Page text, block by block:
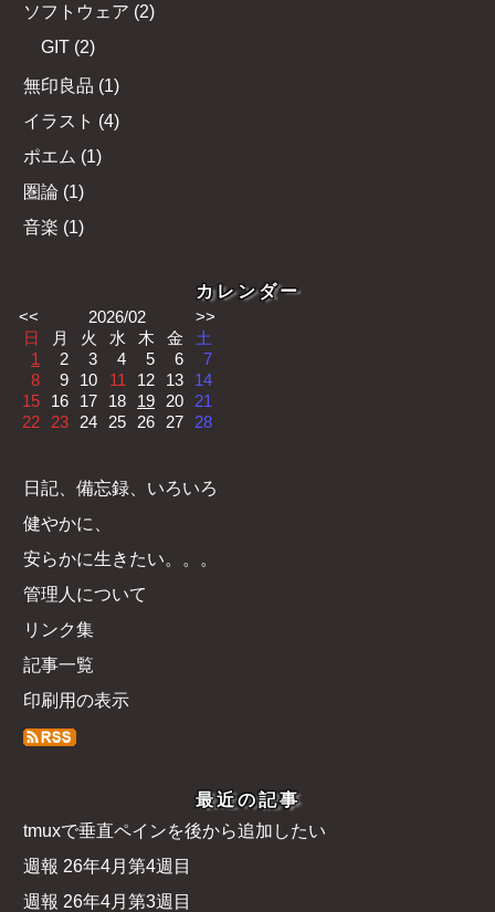
ソフトウェア (2)
GIT (2)
無印良品 (1)
イラスト (4)
ポエム (1)
圏論 (1)
音楽 (1)
カレンダー
<<
2026/02
>>
日
月 火 水 木 金
土
1
2 3 4 5 6
7
8
9 10 11 12 13
14
15
16 17 18 19 20
21
22
23 24 25 26 27 28
日記、備忘録、いろいろ
健やかに、
安らかに生きたい。。。
管理人について
リンク集
記事一覧
印刷用の表示
最近の記事
tmuxで垂直ペインを後から追加したい
週報 26年4月第4週目
週報 26年4月第3週目